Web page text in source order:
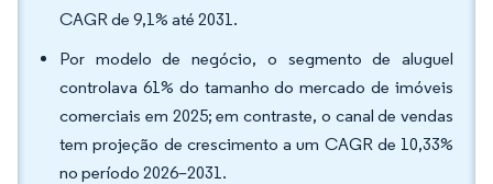
CAGR de 9,1% até 2031.
Por modelo de negócio, o segmento de aluguel
controlava 61% do tamanho do mercado de imóveis
comerciais em 2025; em contraste, o canal de vendas
tem projeção de crescimento a um CAGR de 10,33%
no período 2026–2031.